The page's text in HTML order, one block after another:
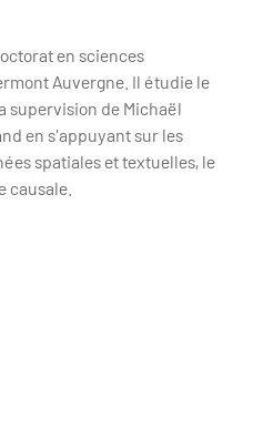
en sciences
Auvergne. Il étudie le
supervision de Michaël
en s'appuyant sur les
spatiales et textuelles, le
causale.